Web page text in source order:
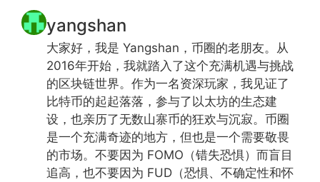
yangshan
大家好，我是 Yangshan，币圈的老朋友。从
2016年开始，我就踏入了这个充满机遇与挑战
的区块链世界。作为一名资深玩家，我见证了
比特币的起起落落，参与了以太坊的生态建
设，也亲历了无数山寨币的狂欢与沉寂。币圈
是一个充满奇迹的地方，但也是一个需要敬畏
的市场。不要因为 FOMO（错失恐惧）而盲目
追高，也不要因为 FUD（恐惧、不确定性和怀